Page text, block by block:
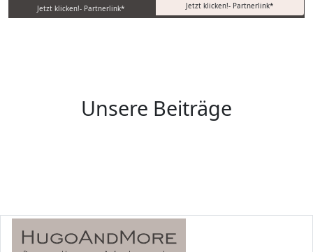
Jetzt klicken!- Partnerlink* Jetzt klicken!- Partnerlink*
Unsere Beiträge